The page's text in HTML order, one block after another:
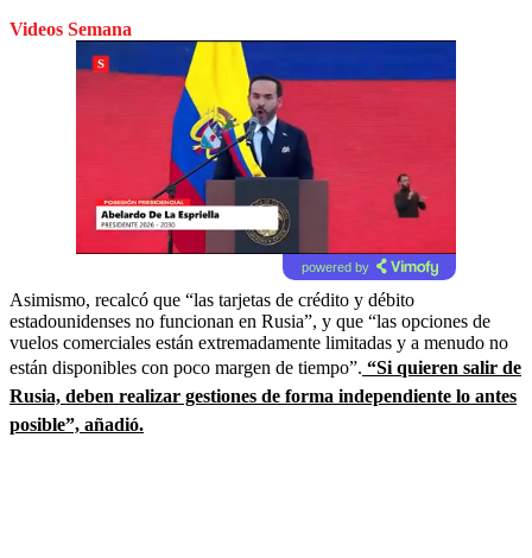
Videos Semana
powered by
Asimismo, recalcó que “las tarjetas de crédito y débito
estadounidenses no funcionan en Rusia”, y que “las opciones de
vuelos comerciales están extremadamente limitadas y a menudo no
están disponibles con poco margen de tiempo”. “Si quieren salir de
Rusia, deben realizar gestiones de forma independiente lo antes
posible”, añadió.